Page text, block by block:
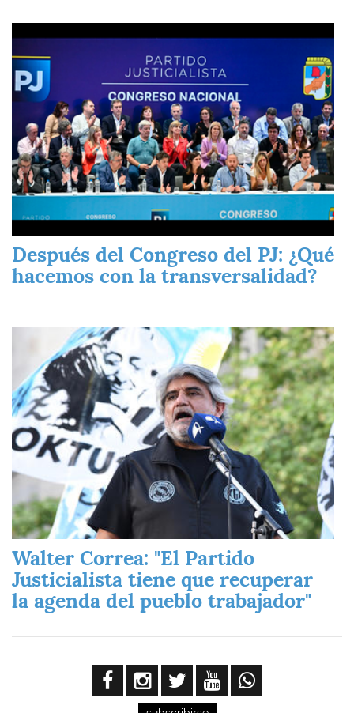
Después del Congreso del PJ: ¿Qué
hacemos con la transversalidad?
Walter Correa: "El Partido
Justicialista tiene que recuperar
la agenda del pueblo trabajador"